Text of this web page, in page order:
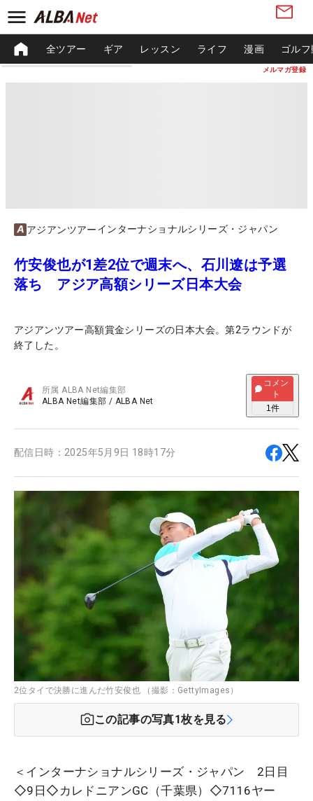
メルマガ登録
全ツアー ギア レッスン ライフ 漫画 ゴル
アジアンツアーインターナショナルシリーズ・ジャパン
竹安俊也が1差2位で週末へ、石川遼は予選
落ち アジア高額シリーズ日本大会
アジアンツアー高額賞金シリーズの日本大会。第2ラウンドが
終了した。
所属ALBA Net編集部
ALBA Net編集部 / ALBA Net
コメン
ト
1件
配信日時： 2025年5月9日 18時17分
2位タイで決勝に進んだ竹安俊也 （撮影：GettyImages）
この記事の写真1枚を見る
＜インターナショナルシリーズ・ジャパン 2日目
◇9日◇カレドニアンGC（千葉県）◇7116ヤー